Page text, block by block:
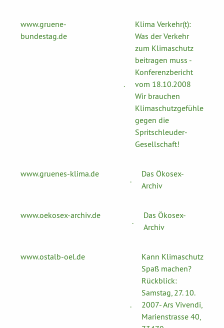
www.gruene-
bundestag.de
.
Klima Verkehr(t):
Was der Verkehr
zum Klimaschutz
beitragen muss -
Konferenzbericht
vom 18.10.2008
Wir brauchen
Klimaschutzgefühle
gegen die
Spritschleuder-
Gesellschaft!
www.gruenes-klima.de
.
Das Ökosex-
Archiv
www.oekosex-archiv.de
.
Das Ökosex-
Archiv
www.ostalb-oel.de
.
Kann Klimaschutz
Spaß machen?
Rückblick:
Samstag, 27. 10.
2007- Ars Vivendi,
Marienstrasse 40,